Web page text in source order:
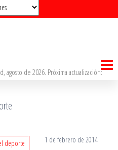
agosto de 2026. Próxima actualización:
deporte 1 de febrero de 2014